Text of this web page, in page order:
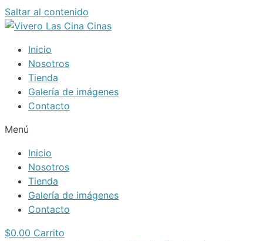
Saltar al contenido
Inicio
Nosotros
Tienda
Galería de imágenes
Contacto
Menú
Inicio
Nosotros
Tienda
Galería de imágenes
Contacto
$0.00 Carrito